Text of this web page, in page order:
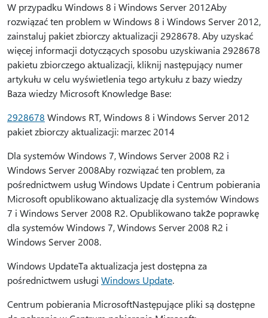
W przypadku Windows 8 i Windows Server 2012Aby
rozwiązać ten problem w Windows 8 i Windows Server 2012,
zainstaluj pakiet zbiorczy aktualizacji 2928678. Aby uzyskać
więcej informacji dotyczących sposobu uzyskiwania 2928678
pakietu zbiorczego aktualizacji, kliknij następujący numer
artykułu w celu wyświetlenia tego artykułu z bazy wiedzy
Baza wiedzy Microsoft Knowledge Base:
2928678 Windows RT, Windows 8 i Windows Server 2012
pakiet zbiorczy aktualizacji: marzec 2014
Dla systemów Windows 7, Windows Server 2008 R2 i
Windows Server 2008Aby rozwiązać ten problem, za
pośrednictwem usług Windows Update i Centrum pobierania
Microsoft opublikowano aktualizację dla systemów Windows
7 i Windows Server 2008 R2. Opublikowano także poprawkę
dla systemów Windows 7, Windows Server 2008 R2 i
Windows Server 2008.
Windows UpdateTa aktualizacja jest dostępna za
pośrednictwem usługi Windows Update.
Centrum pobierania MicrosoftNastępujące pliki są dostępne